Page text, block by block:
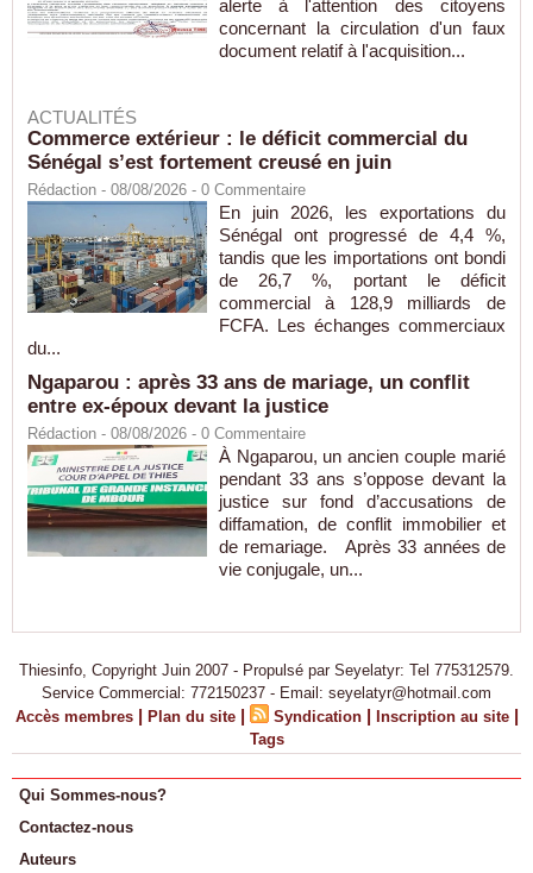
alerte à l'attention des citoyens
concernant la circulation d'un faux
document relatif à l'acquisition...
ACTUALITÉS
Commerce extérieur : le déficit commercial du
Sénégal s’est fortement creusé en juin
Rédaction - 08/08/2026 - 0 Commentaire
En juin 2026, les exportations du
Sénégal ont progressé de 4,4 %,
tandis que les importations ont bondi
de 26,7 %, portant le déficit
commercial à 128,9 milliards de
FCFA. Les échanges commerciaux
du...
Ngaparou : après 33 ans de mariage, un conflit
entre ex-époux devant la justice
Rédaction - 08/08/2026 - 0 Commentaire
À Ngaparou, un ancien couple marié
pendant 33 ans s’oppose devant la
justice sur fond d’accusations de
diffamation, de conflit immobilier et
de remariage. Après 33 années de
vie conjugale, un...
Thiesinfo, Copyright Juin 2007 - Propulsé par Seyelatyr: Tel 775312579.
Service Commercial: 772150237 - Email: seyelatyr@hotmail.com
Accès membres | Plan du site | Syndication | Inscription au site |
Tags
Qui Sommes-nous?
Contactez-nous
Auteurs